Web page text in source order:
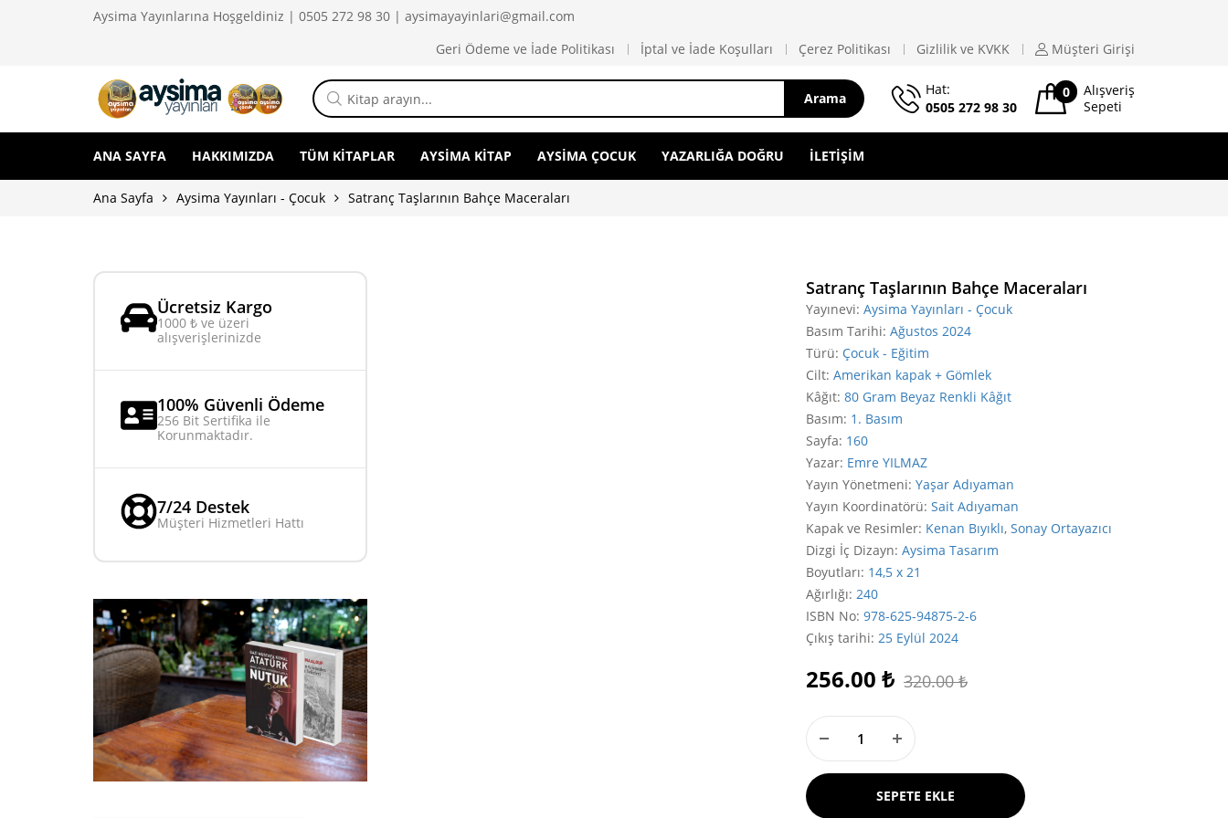
Aysima Yayınlarına Hoşgeldiniz | 0505 272 98 30 | aysimayayinlari@gmail.com
Geri Ödeme ve İade Politikası
İptal ve İade Koşulları Çerez Politikası Gizlilik ve KVKK Müşteri Girişi
Arama
Hat:
0505 272 98 30
0
Alışveriş
Sepeti
ANA SAYFA HAKKIMIZDA TÜM KITAPLAR AYSİMA KİTAP AYSİMA ÇOCUK YAZARLIĞA DOĞRU İLETIŞIM
Ana Sayfa Aysima Yayınları - Çocuk Satranç Taşlarının Bahçe Maceraları
Satranç Taşlarının Bahçe Maceraları
Yayınevi: Aysima Yayınları - Çocuk
Basım Tarihi: Ağustos 2024
Türü: Çocuk - Eğitim
Cilt: Amerikan kapak + Gömlek
Kâğıt: 80 Gram Beyaz Renkli Kâğıt
Basım: 1. Basım
Sayfa: 160
Yazar: Emre YILMAZ
Yayın Yönetmeni: Yaşar Adıyaman
Yayın Koordinatörü: Sait Adıyaman
Kapak ve Resimler: Kenan Bıyıklı, Sonay Ortayazıcı
Dizgi İç Dizayn: Aysima Tasarım
Boyutları: 14,5 x 21
Ağırlığı: 240
ISBN No: 978-625-94875-2-6
Çıkış tarihi: 25 Eylül 2024
320.00₺
256.00 ₺
SEPETE EKLE
Ücretsiz Kargo
1000 ₺ ve üzeri
alışverişlerinizde
100% Güvenli Ödeme
256 Bit Sertifika ile
Korunmaktadır.
7/24 Destek
Müşteri Hizmetleri Hattı